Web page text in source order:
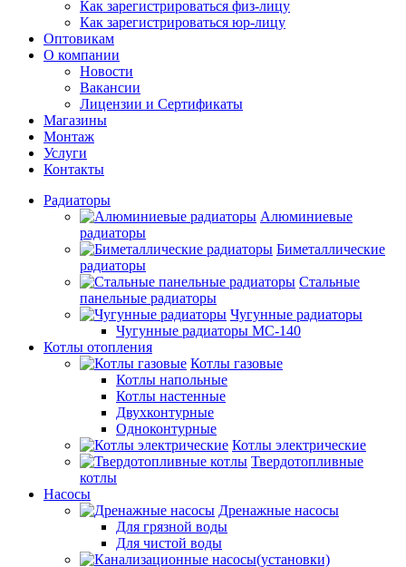
Как зарегистрироваться физ-лицу
Как зарегистрироваться юр-лицу
Оптовикам
О компании
Новости
Вакансии
Лицензии и Сертификаты
Магазины
Монтаж
Услуги
Контакты
Радиаторы
Алюминиевые
радиаторы
Биметаллические
радиаторы
Стальные
панельные радиаторы
Чугунные радиаторы
Чугунные радиаторы МС-140
Котлы отопления
Котлы газовые
Котлы напольные
Котлы настенные
Двухконтурные
Одноконтурные
Котлы электрические
Твердотопливные
котлы
Насосы
Дренажные насосы
Для грязной воды
Для чистой воды